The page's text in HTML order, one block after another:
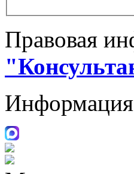
Правовая
Информация